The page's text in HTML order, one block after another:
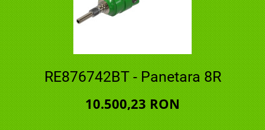
RE876742BT - Panetara 8R
10.500,23 RON